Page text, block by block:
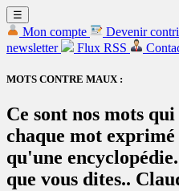
☰
Mon compte Devenir
newsletter
Flux RSS
MOTS CONTRE MAUX :
Ce sont nos mots
chaque mot
qu'une
que vous dites..